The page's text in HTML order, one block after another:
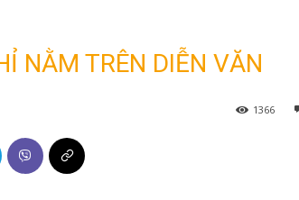
NẰM TRÊN DIỄN VĂN
1366